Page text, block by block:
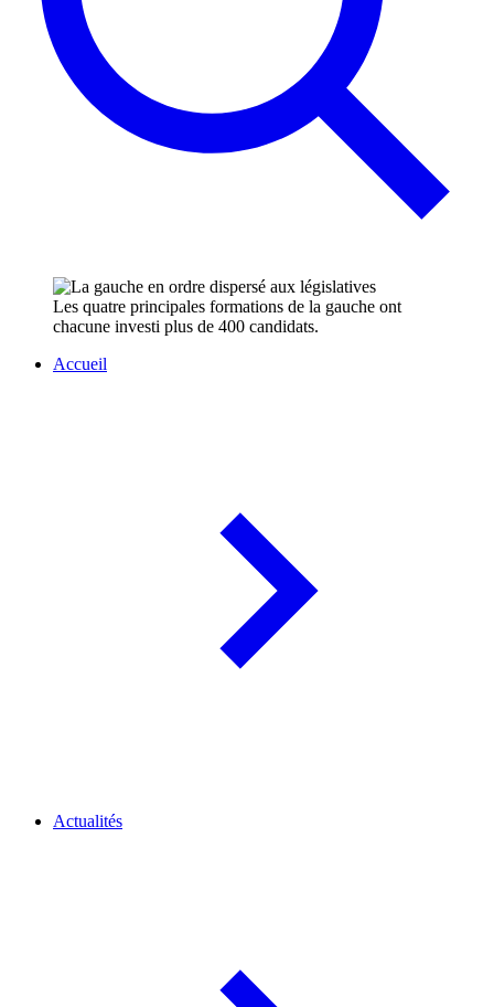
Les quatre principales formations de la gauche ont
chacune investi plus de 400 candidats.
Accueil
Actualités